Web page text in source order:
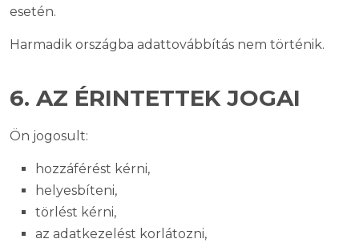
esetén.
Harmadik országba adattovábbítás nem történik.
6. AZ ÉRINTETTEK JOGAI
Ön jogosult:
hozzáférést kérni,
helyesbíteni,
törlést kérni,
az adatkezelést korlátozni,